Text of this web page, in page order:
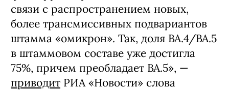
связи с распространением новых,
более трансмиссивных подвариантов
штамма «омикрон». Так, доля BA.4/BA.5
в штаммовом составе уже достигла
75%, причем преобладает BA.5», —
приводит РИА «Новости» слова